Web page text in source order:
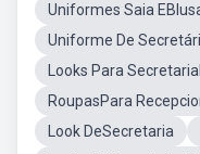
Uniformes Saia
Uniforme De
Looks Para
RoupasPara
Look DeSecretaria